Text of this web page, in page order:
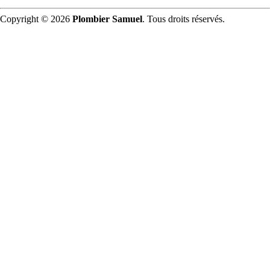
Copyright © 2026 Plombier Samuel. Tous droits réservés.